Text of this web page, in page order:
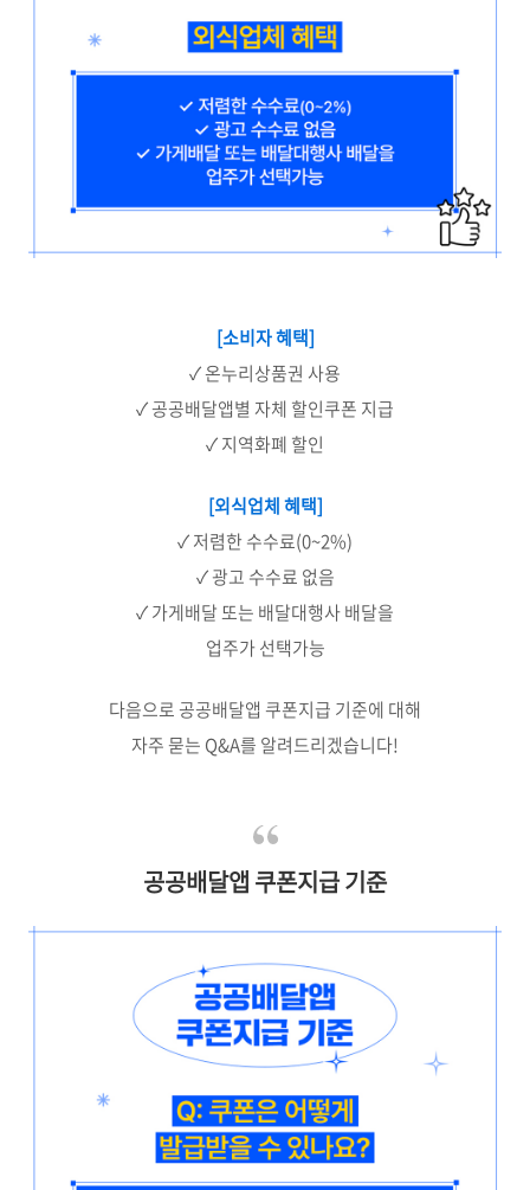
[소비자 혜택]
✓ 온누리상품권 사용
✓ 공공배달앱별 자체 할인쿠폰 지급
✓ 지역화폐 할인
[외식업체 혜택]
✓ 저렴한 수수료(0~2%)
✓ 광고 수수료 없음
✓ 가게배달 또는 배달대행사 배달을
업주가 선택가능
다음으로 공공배달앱 쿠폰지급 기준에 대해
자주 묻는 Q&A를 알려드리겠습니다!
공공배달앱 쿠폰지급 기준